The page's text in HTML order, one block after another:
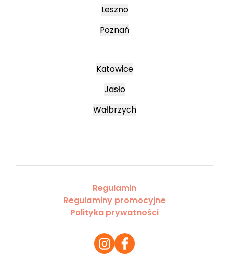
Leszno
Poznań
Katowice
Jasło
Wałbrzych
Regulamin
Regulaminy promocyjne
Polityka prywatności